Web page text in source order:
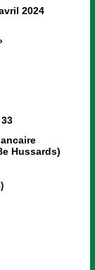
2024
Hussards)